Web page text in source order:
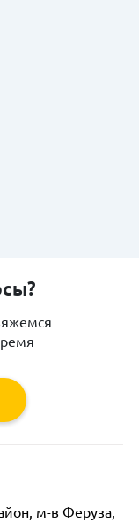
м-в Феруза,